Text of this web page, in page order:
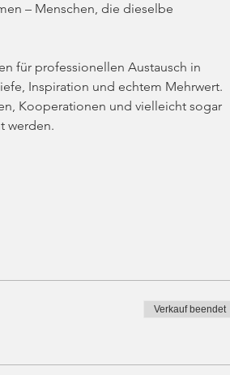
– Menschen, die dieselbe
für professionellen Austausch in
Inspiration und echtem Mehrwert.
Kooperationen und vielleicht sogar
werden.
Verkauf beendet